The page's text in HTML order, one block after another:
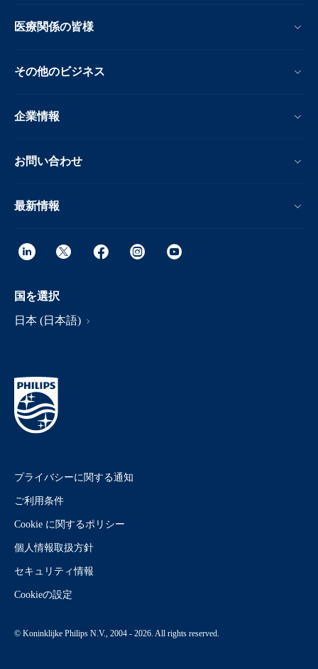
医療関係の皆様
その他のビジネス
企業情報
お問い合わせ
最新情報
国を選択
日本 (日本語)
プライバシーに関する通知
ご利用条件
Cookie に関するポリシー
個人情報取扱方針
セキュリティ情報
Cookieの設定
© Koninklijke Philips N.V., 2004 - 2026. All rights reserved.